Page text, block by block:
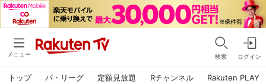
メニュー 検索 ログイン
トップ パ・リーグ 定額見放題 Rチャンネル Rakuten PLAY